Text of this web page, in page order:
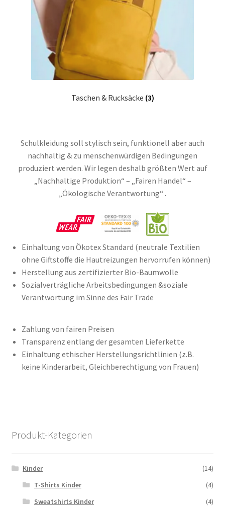
Taschen & Rucksäcke (3)
Schulkleidung soll stylisch sein, funktionell aber auch
nachhaltig & zu menschenwürdigen Bedingungen
produziert werden. Wir legen deshalb größten Wert auf
„Nachhaltige Produktion“ – „Fairen Handel“ –
„Ökologische Verantwortung“ .
Einhaltung von Ökotex Standard (neutrale Textilien
ohne Giftstoffe die Hautreizungen hervorrufen können)
Herstellung aus zertifizierter Bio-Baumwolle
Sozialverträgliche Arbeitsbedingungen &soziale
Verantwortung im Sinne des Fair Trade
Zahlung von fairen Preisen
Transparenz entlang der gesamten Lieferkette
Einhaltung ethischer Herstellungsrichtlinien (z.B.
keine Kinderarbeit, Gleichberechtigung von Frauen)
Produkt-Kategorien
Kinder
(14)
T-Shirts Kinder
(4)
Sweatshirts Kinder
(4)